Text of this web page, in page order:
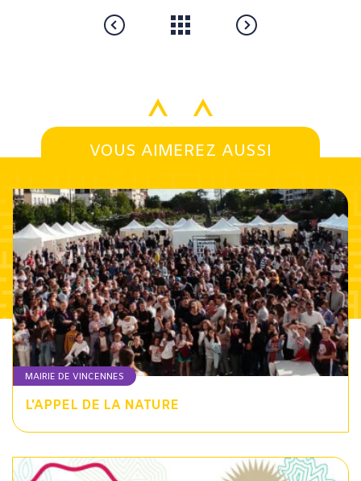
VOUS AIMEREZ AUSSI
MAIRIE DE VINCENNES
L'APPEL DE LA NATURE